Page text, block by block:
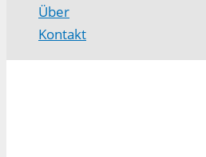
Über
Kontakt